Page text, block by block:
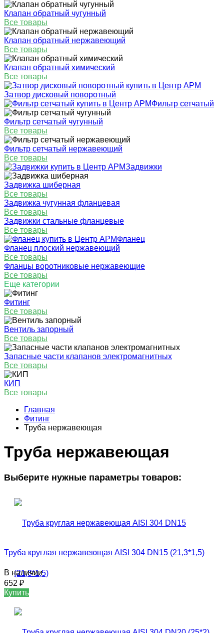
Клапан обратный чугунный
Все товары
Клапан обратный нержавеющий
Все товары
Клапан обратный химический
Все товары
Затвор дисковый поворотный
Фильтр сетчатый
Фильтр сетчатый чугунный
Все товары
Фильтр сетчатый нержавеющий
Все товары
Задвижки
Задвижка шиберная
Все товары
Задвижка чугунная фланцевая
Все товары
Задвижки стальные фланцевые
Все товары
Фланец
Фланец плоский нержавеющий
Все товары
Фланцы воротниковые нержавеющие
Все товары
Еще категории
Фитинг
Все товары
Вентиль запорный
Все товары
Запасные части клапанов электромагнитных
Все товары
КИП
Все товары
Главная
Фитинг
Труба нержавеющая
Труба нержавеющая
Выберите нужные параметры товаров:
Труба круглая нержавеющая AISI 304 DN15 (21,3*1,5)
В наличии
652 ₽
Купить